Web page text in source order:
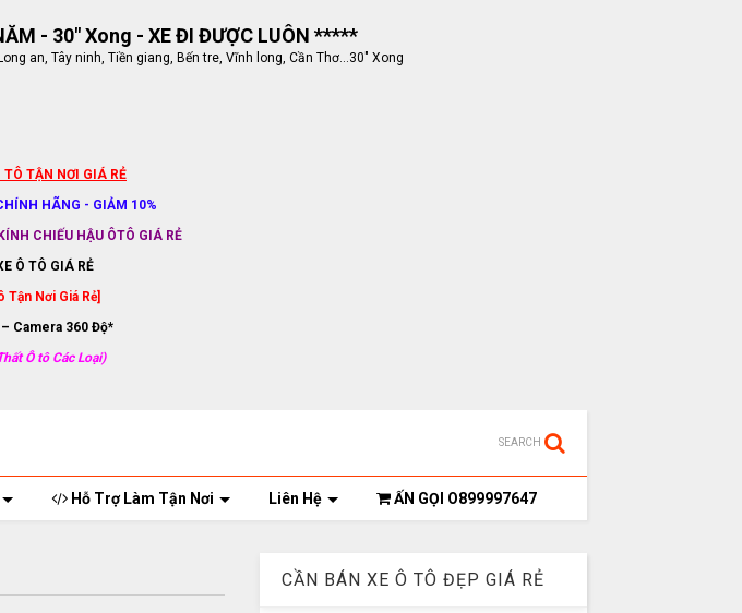
- 30" Xong - XE ĐI ĐƯỢC LUÔN *****
an, Tây ninh, Tiền giang, Bến tre, Vĩnh long, Cần Thơ...30" Xong
TẬN NƠI GIÁ RẺ
HÃNG - GIẢM 10%
CHIẾU HẬU ÔTÔ GIÁ RẺ
Ô TÔ GIÁ RẺ
Tận Nơi Giá Rẻ]
Camera 360 Độ*
Ô tô Các Loại)
SEARCH
Hỗ Trợ Làm Tận Nơi Liên Hệ ẤN GỌI O899997647
CẦN BÁN XE Ô TÔ ĐẸP GIÁ RẺ